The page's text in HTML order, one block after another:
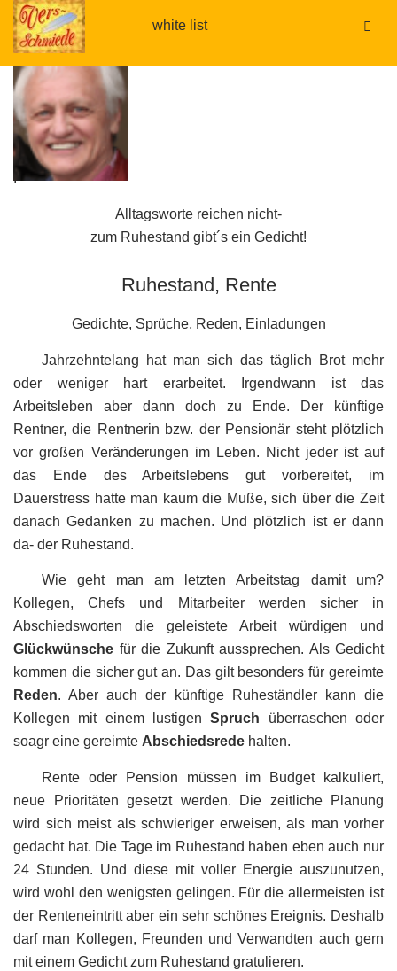
white list
.
.
Alltagsworte reichen nicht-
zum Ruhestand gibt´s ein Gedicht!
Ruhestand, Rente
Gedichte, Sprüche, Reden, Einladungen
Jahrzehntelang hat man sich das täglich Brot mehr
oder weniger hart erarbeitet. Irgendwann ist das
Arbeitsleben aber dann doch zu Ende. Der künftige
Rentner, die Rentnerin bzw. der Pensionär steht plötzlich
vor großen Veränderungen im Leben. Nicht jeder ist auf
das Ende des Arbeitslebens gut vorbereitet, im
Dauerstress hatte man kaum die Muße, sich über die Zeit
danach Gedanken zu machen. Und plötzlich ist er dann
da- der Ruhestand.
Wie geht man am letzten Arbeitstag damit um?
Kollegen, Chefs und Mitarbeiter werden sicher in
Abschiedsworten die geleistete Arbeit würdigen und
Glückwünsche für die Zukunft aussprechen. Als Gedicht
kommen die sicher gut an. Das gilt besonders für gereimte
Reden. Aber auch der künftige Ruheständler kann die
Kollegen mit einem lustigenSpruch überraschen oder
soagr eine gereimte Abschiedsrede halten.
Rente oder Pension müssen im Budget kalkuliert,
neue Prioritäten gesetzt werden. Die zeitliche Planung
wird sich meist als schwieriger erweisen, als man vorher
gedacht hat. Die Tage im Ruhestand haben eben auch nur
24 Stunden. Und diese mit voller Energie auszunutzen,
wird wohl den wenigsten gelingen. Für die allermeisten ist
der Renteneintritt aber ein sehr schönes Ereignis. Deshalb
darf man Kollegen, Freunden und Verwandten auch gern
mit einem Gedicht zum Ruhestand gratulieren.